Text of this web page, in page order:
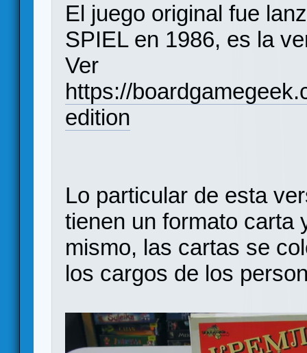
El juego original fue
SPIEL en 1986, es la
Ver
https://
edition
Lo particular de esta
tienen un formato carta
mismo, las cartas se
los cargos de los